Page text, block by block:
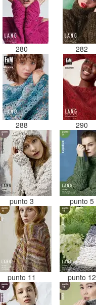
280 282
288 290
punto 3 punto 5
punto 11 punto 12